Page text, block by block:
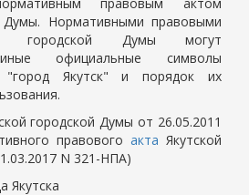
Думы. Нормативными правовыми
городской Думы могут
иные официальные символы
"город Якутск" и порядок их
городской Думы от 26.05.2011
правового акта Якутской
N 321-НПА)
Якутска